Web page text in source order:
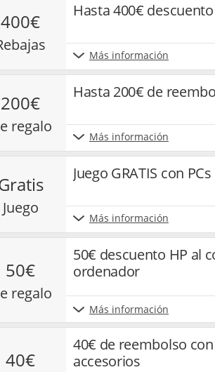
400€
rebajas
Hasta 400€
Más información
200€
de regalo
Hasta 200€ de
Más información
gratis
juego
Juego GRATIS con PCs
Más información
50€
de regalo
50€ descuento HP al
ordenador
Más información
40€
40€ de reembolso
accesorios